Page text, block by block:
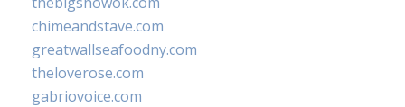
chimeandstave.com
greatwallseafoodny.com
theloverose.com
gabriovoice.com